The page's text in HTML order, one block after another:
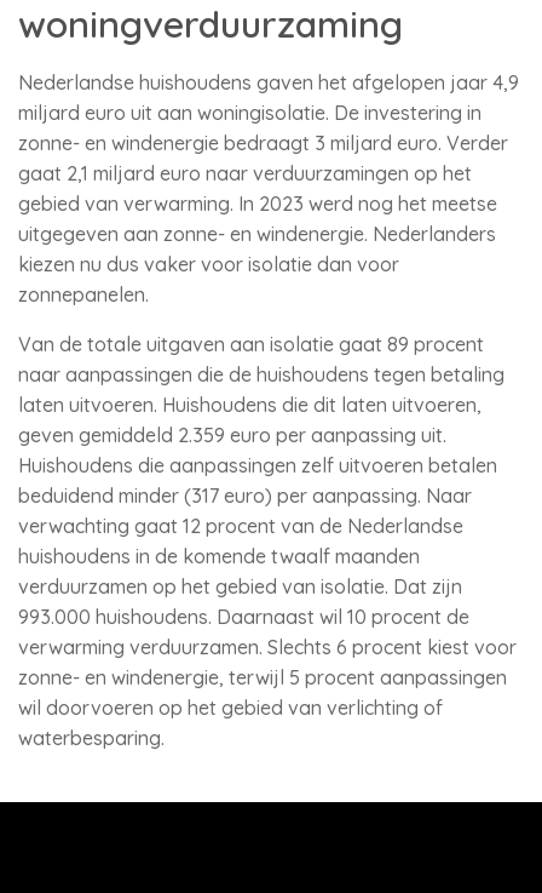
woningverduurzaming
Nederlandse huishoudens gaven het afgelopen jaar 4,9
miljard euro uit aan woningisolatie. De investering in
zonne- en windenergie bedraagt 3 miljard euro. Verder
gaat 2,1 miljard euro naar verduurzamingen op het
gebied van verwarming. In 2023 werd nog het meetse
uitgegeven aan zonne- en windenergie. Nederlanders
kiezen nu dus vaker voor isolatie dan voor
zonnepanelen.
Van de totale uitgaven aan isolatie gaat 89 procent
naar aanpassingen die de huishoudens tegen betaling
laten uitvoeren. Huishoudens die dit laten uitvoeren,
geven gemiddeld 2.359 euro per aanpassing uit.
Huishoudens die aanpassingen zelf uitvoeren betalen
beduidend minder (317 euro) per aanpassing. Naar
verwachting gaat 12 procent van de Nederlandse
huishoudens in de komende twaalf maanden
verduurzamen op het gebied van isolatie. Dat zijn
993.000 huishoudens. Daarnaast wil 10 procent de
verwarming verduurzamen. Slechts 6 procent kiest voor
zonne- en windenergie, terwijl 5 procent aanpassingen
wil doorvoeren op het gebied van verlichting of
waterbesparing.